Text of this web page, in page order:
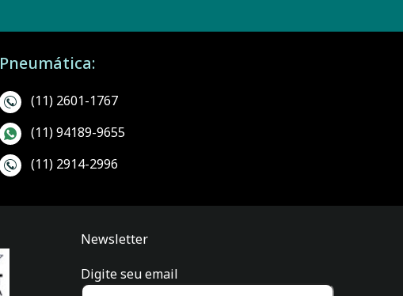
Pneumática:
(11) 2601-1767
(11) 94189-9655
(11) 2914-2996
Newsletter
Digite seu email